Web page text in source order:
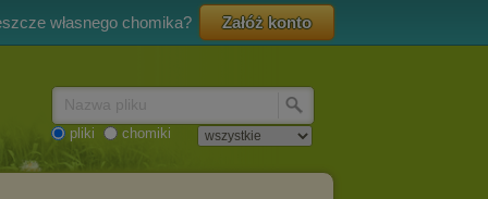
własnego chomika? Załóż konto
pliki chomiki